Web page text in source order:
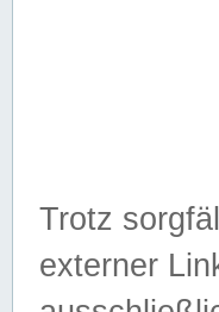
Trotz
externer